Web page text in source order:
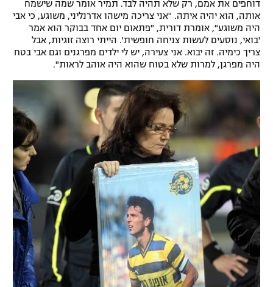
דוחפים את אמם, רק שלא תהיה לבד. תמיר אומר שמה שישמח
אותה, הוא יהיה איתה. "אני צריכה מישהו אדרנליני, משוגע, כי אבי
היה משוגע", אומרת דורית, "פתאום יום אחד בבוקר הוא אמר
'בואי, נוסעים לעשות צניחה חופשית'. הייתי רוצה זוגיות, אבל
צריך כימיה. זה יבוא. אני צעירה, יש לי ילדים מפרגנים וגם אבי בטח
היה מפרגן, למרות שלא בטוח שהוא היה אוהב לראות".